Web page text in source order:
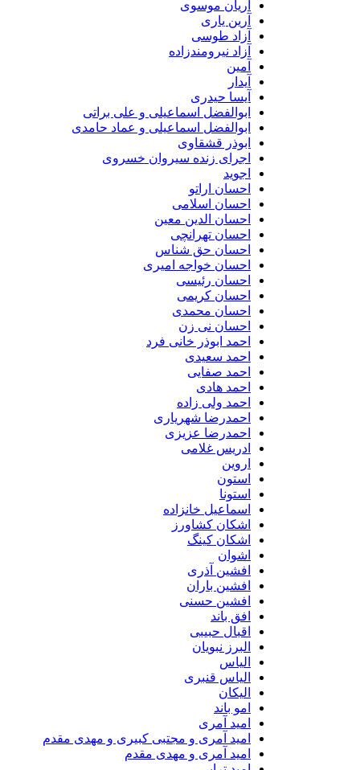
آریان موسوی
آرین یاری
آزاد طوسی
آزاد نیرومندزاده
آمین
آیدار
آیسا حیدری
ابوالفضل اسماعیلی و علی براتی
ابوالفضل اسماعیلی و عماد حامدی
ابوذر قشقاوی
اجرای زنده سیروان خسروی
اجوید
احسان اراتو
احسان اسلامی
احسان الدین معین
احسان تهرانچی
احسان حق شناس
احسان خواجه امیری
احسان رئیسی
احسان کریمی
احسان محمدی
احسان نی زن
احمد ابوذر خانی فرد
احمد سعیدی
احمد صفایی
احمد هادی
احمد ولی زاده
احمدرضا شهریاری
احمدرضا عزیزی
ادریس غلامی
اروین
استون
استونا
اسماعیل خانزاده
اشکان کشاورز
اشکان کینگ
اشوان
افشین آذری
افشین باران
افشین حسنی
افق باند
اقبال حبیبی
البرز نبویان
الیاس
الیاس قنبرى
الیکان
امو باند
امید آمری
امید آمری و مجتبی کبیری و مهدى مقدم
امید آمری و مهدی مقدم